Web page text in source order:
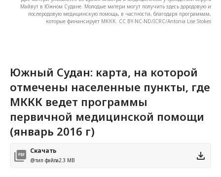
Майвут в Южном Судане. Молодые матери могут получить здесь дородовую и
послеродовую медицинскую помощь, в частности, благодаря программам,
которые финансирует МККК. CC BY-NC-ND/ICRC/Antonia Lise Stokes
Южный Судан: карта, на которой
отмечены населенные пункты, где
МККК ведет программы
первичной медицинской помощи
(январь 2016 г)
Скачать
@тип файла2.3 MB